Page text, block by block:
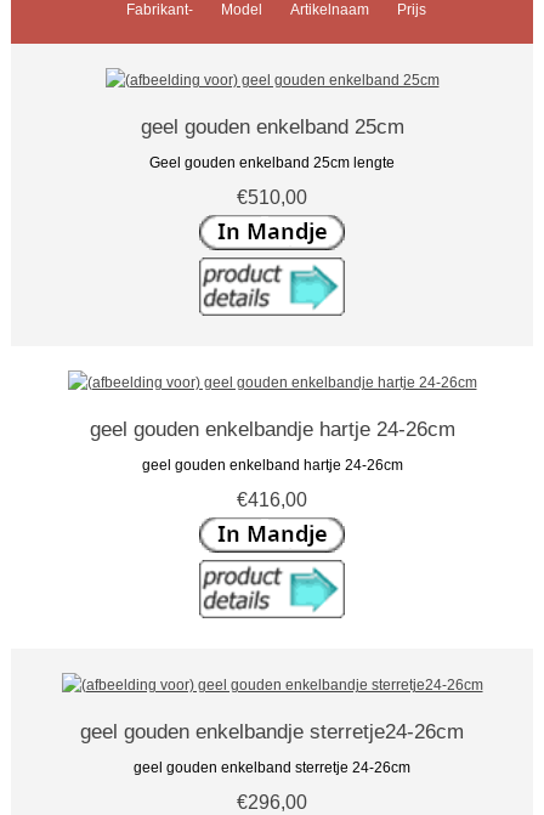
Fabrikant- Model Artikelnaam Prijs
geel gouden enkelband 25cm
Geel gouden enkelband 25cm lengte
€510,00
geel gouden enkelbandje hartje 24-26cm
geel gouden enkelband hartje 24-26cm
€416,00
geel gouden enkelbandje sterretje24-26cm
geel gouden enkelband sterretje 24-26cm
€296,00